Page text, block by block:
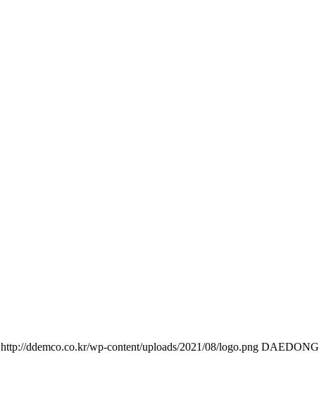
http://ddemco.co.kr/wp-content/uploads/2021/08/logo.png DAEDONG